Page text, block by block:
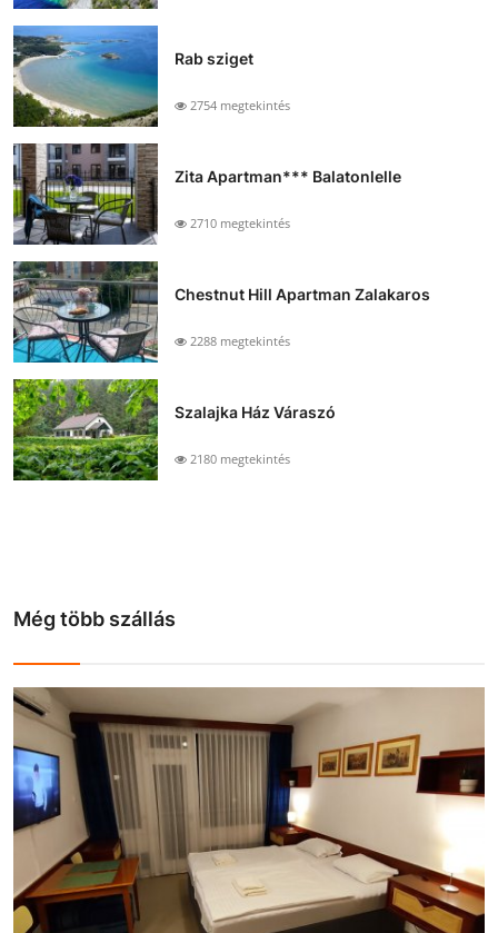
Rab sziget
2754 megtekintés
Zita Apartman*** Balatonlelle
2710 megtekintés
Chestnut Hill Apartman Zalakaros
2288 megtekintés
Szalajka Ház Váraszó
2180 megtekintés
Még több szállás